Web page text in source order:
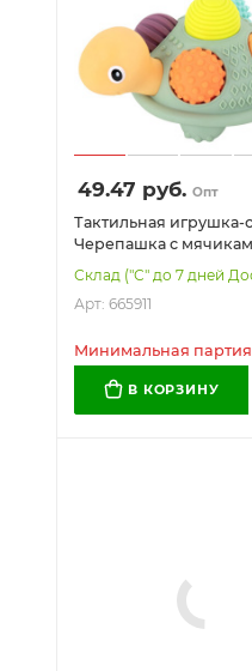
49.47 руб. Опт
Тактильная игрушка-
Черепашка с
сенсорная
BAMBOX BABY
БЭБИ), 665911
Склад ("С" до 7 дней
Арт: 665911
Минимальная
В КОРЗИНУ